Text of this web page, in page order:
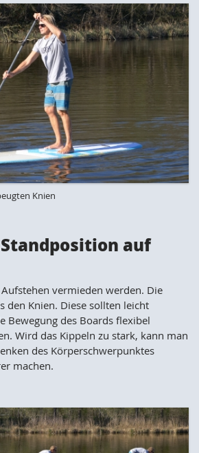
Knien
auf
vermieden werden. Die
den Knien. Diese sollten leicht
Bewegung des Boards flexibel
Wird das Kippeln zu stark, kann man
des Körperschwerpunktes
machen.